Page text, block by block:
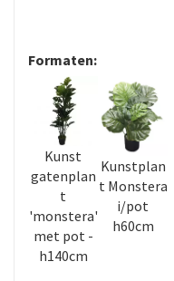
Formaten:
Kunst
gatenplan
t
'monstera'
met pot -
h140cm
Kunstplan
t Monstera
i/pot
h60cm